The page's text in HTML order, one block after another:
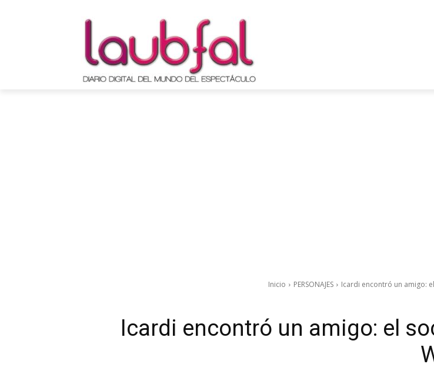
Inicio PERSONAJES Icardi encontró un amigo:
Icardi encontró un amigo: el